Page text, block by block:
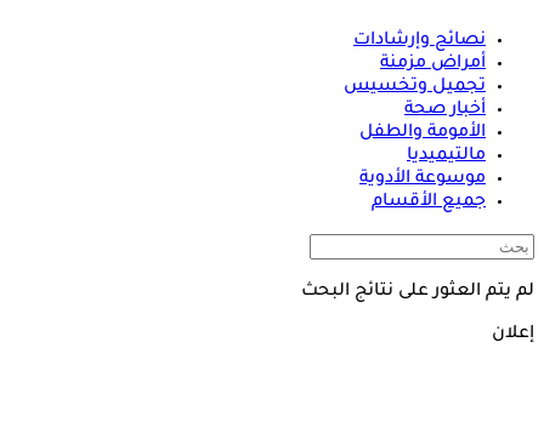
نصائح وإرشادات
أمراض مزمنة
تجميل وتخسيس
أخبار صحة
الأمومة والطفل
مالتيميديا
موسوعة الأدوية
جميع الأقسام
لم يتم العثور على نتائج البحث
إعلان